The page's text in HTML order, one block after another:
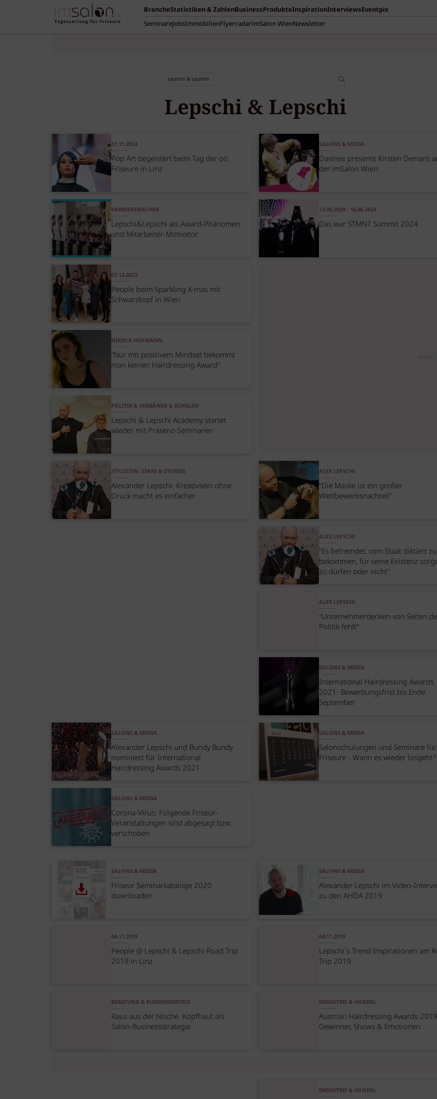
BrancheStatistiken & ZahlenBusinessProdukteInspirationInterviewsEventpix
SeminareJobsImmobilienFlyerradarimSalon WienNewsletter
Lepschi & Lepschi
11.11.2024
Pop Art begeistert beim Tag der oö.
Friseure in Linz
SALONS & MEDIA
Davines presents Kirsten Demant
der imSalon Wien
KARRIEREMACHER
Lepschi&Lepschi als Award-Phänomen
und Mitarbeiter-Motivator
13.06.2024 - 16.06.2024
Das war STMNT Summit 2024
03.12.2023
People beim Sparkling X-mas mit
Schwarzkopf in Wien
Anzeige
NIKOLA HOFMANN
"Nur mit positivem Mindset bekommt
man keinen Hairdressing Award"
POLITIK & VERBÄNDE & SCHULEN
Lepschi & Lepschi Academy startet
wieder mit Präsenz-Seminaren
STYLISTEN, STARS & STORIES
Alexander Lepschi: Kreativsein ohne
Druck macht es einfacher
ALEX LEPSCHI
"Die Maske ist ein großer
Wettbewerbsnachteil"
ALEX LEPSCHI
"Es befremdet, vom Staat diktiert zu
bekommen, für seine Existenz
zu dürfen oder nicht"
ALEX LEPSCHI
"Unternehmerdenken von Seiten
Politik fehlt"
SALONS & MEDIA
International Hairdressing Awards
2021: Bewerbungsfrist bis Ende
September
SALONS & MEDIA
Alexander Lepschi und Bundy Bundy
nominiert für International
Hairdressing Awards 2021
SALONS & MEDIA
Salonschulungen und Seminare für
Friseure - Wann es wieder losgeht?
SALONS & MEDIA
Corona-Virus: Folgende Friseur-
Veranstaltungen sind abgesagt bzw.
verschoben
SALONS & MEDIA
Friseur Seminarkataloge 2020
downloaden
SALONS & MEDIA
Alexander Lepschi im Video-
zu den AHDA 2019
04.11.2019
People @ Lepschi & Lepschi Road Trip
2019 in Linz
04.11.2019
Lepschi´s Trend Inspirationen am
Trip 2019
BERATUNG & KUNDENSERVICE
Raus aus der Nische. Kopfhaut als
Salon-Businessstrategie
INDUSTRIE & HANDEL
Austrian Hairdressing Awards
Gewinner, Shows & Emotionen
INDUSTRIE & HANDEL